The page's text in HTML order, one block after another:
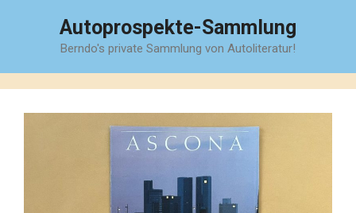
Autoprospekte-Sammlung
Berndo's private Sammlung von Autoliteratur!